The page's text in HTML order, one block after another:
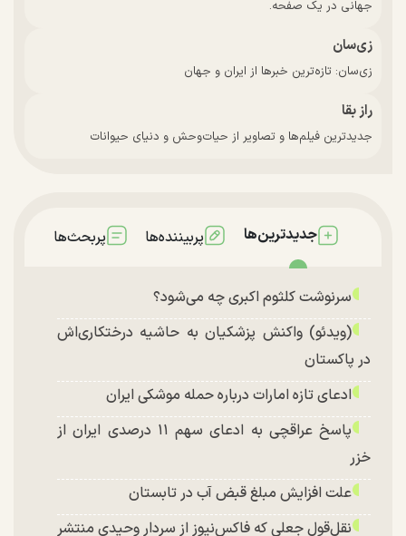
جهانی در یک صفحه.
زی‌سان
زی‌سان: تازه‌ترین خبرها از ایران و جهان
راز بقا
جدیدترین فیلم‌ها و تصاویر از حیات‌وحش و دنیای حیوانات
جدیدترین‌ها پربیننده‌ها پربحث‌ها
سرنوشت کلثوم اکبری چه می‌شود؟
(ویدئو) واکنش پزشکیان به حاشیه درختکاری‌اش
در پاکستان
ادعای تازه امارات درباره حمله موشکی ایران
پاسخ عراقچی به ادعای سهم ۱۱ درصدی ایران از
خزر
علت افزایش مبلغ قبض آب در تابستان
نقل‌قول جعلی که فاکس‌نیوز از سردار وحیدی منتشر